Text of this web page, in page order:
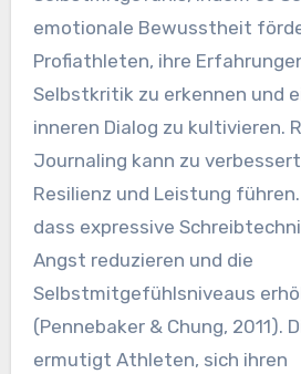
Praktiken des
Selbstmitgefühls
verbessern?
Journaling verbessert die
Selbstmitgefühls, indem es
emotionale Bewusstheit
Profiathleten, ihre
Selbstkritik zu erkennen und
inneren Dialog zu kultivieren.
Journaling kann zu